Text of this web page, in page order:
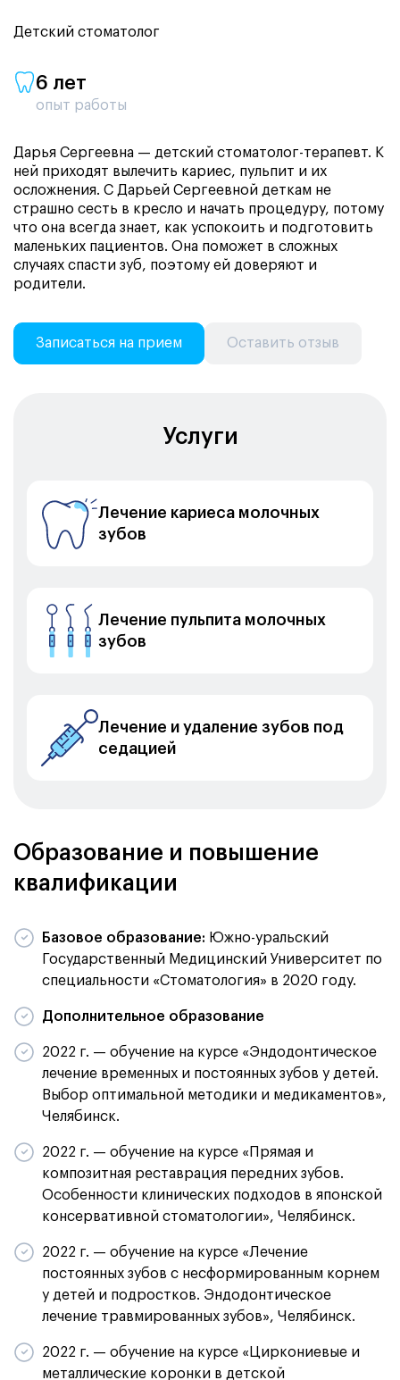
Детский стоматолог
6 лет
опыт работы
Дарья Сергеевна — детский стоматолог-терапевт. К
ней приходят вылечить кариес, пульпит и их
осложнения. С Дарьей Сергеевной деткам не
страшно сесть в кресло и начать процедуру, потому
что она всегда знает, как успокоить и подготовить
маленьких пациентов. Она поможет в сложных
случаях спасти зуб, поэтому ей доверяют и
родители.
Записаться на прием Оставить отзыв
Услуги
Лечение кариеса молочных
зубов
Лечение пульпита молочных
зубов
Лечение и удаление зубов под
седацией
Образование и повышение
квалификации
Базовое образование: Южно-уральский
Государственный Медицинский Университет по
специальности «Стоматология» в 2020 году.
Дополнительное образование
2022 г. — обучение на курсе «Эндодонтическое
лечение временных и постоянных зубов у детей.
Выбор оптимальной методики и медикаментов»,
Челябинск.
2022 г. — обучение на курсе «Прямая и
композитная реставрация передних зубов.
Особенности клинических подходов в японской
консервативной стоматологии», Челябинск.
2022 г. — обучение на курсе «Лечение
постоянных зубов с несформированным корнем
у детей и подростков. Эндодонтическое
лечение травмированных зубов», Челябинск.
2022 г. — обучение на курсе «Циркониевые и
металлические коронки в детской